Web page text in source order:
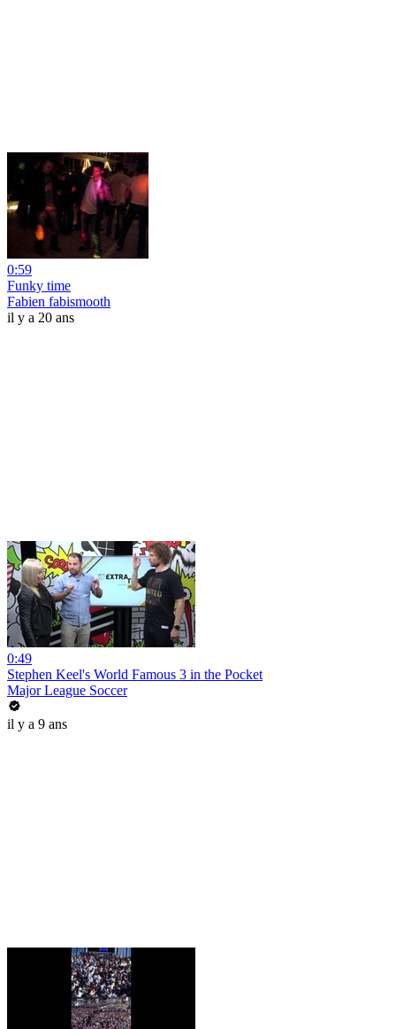
0:59
Funky time
Fabien fabismooth
il y a 20 ans
0:49
Stephen Keel's World Famous 3 in the Pocket
Major League Soccer
il y a 9 ans